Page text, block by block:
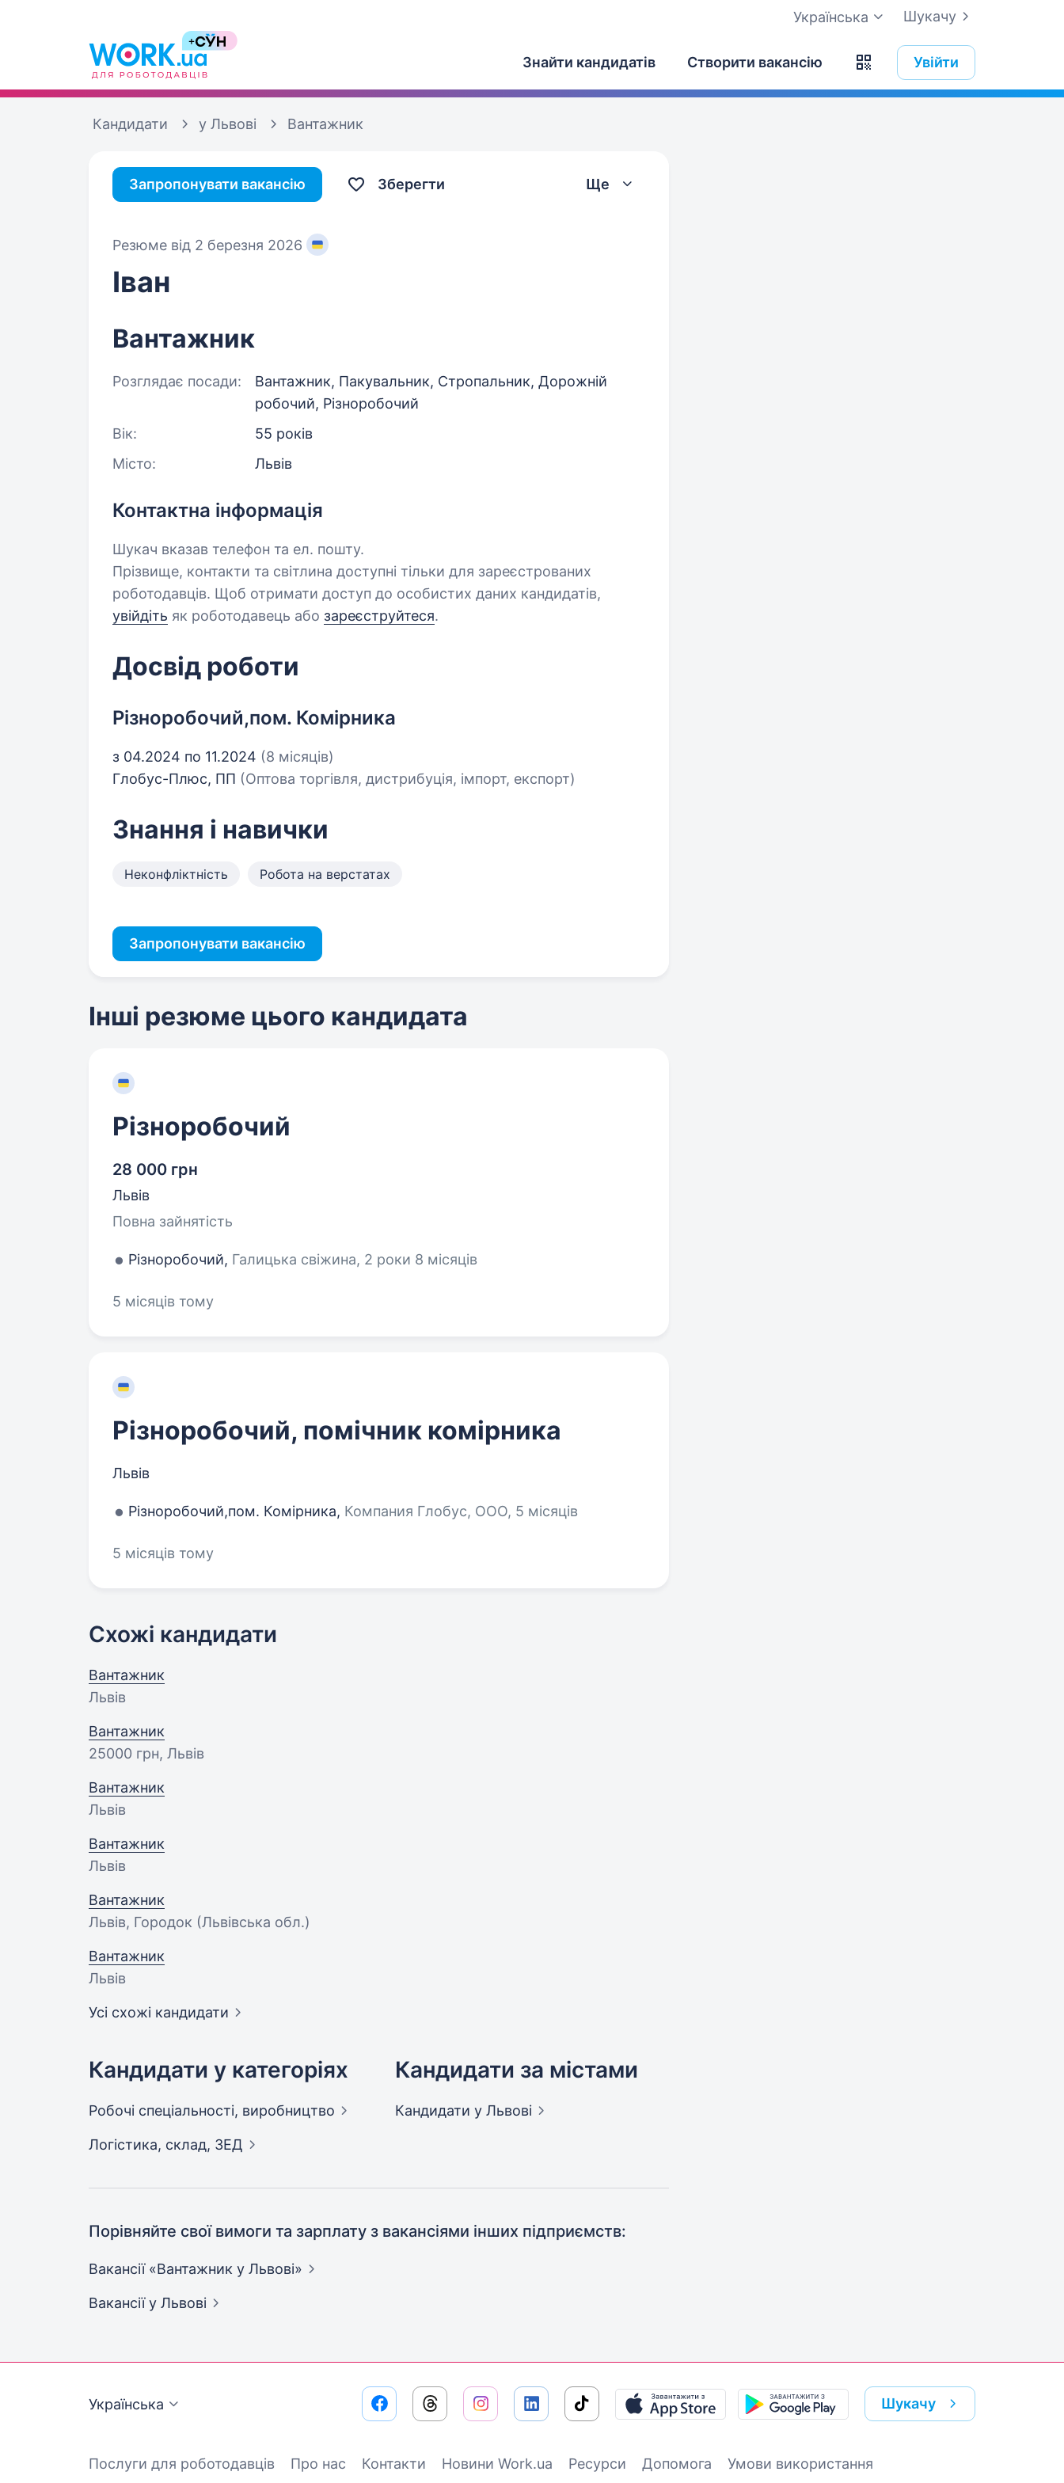
Шукачу
Українська
Знайти кандидатів Створити вакансію Увійти
Кандидати у Львові Вантажник
Запропонувати вакансію Зберегти Ще
Резюме від 2 березня 2026
Іван
Вантажник
Розглядає посади:
Вантажник, Пакувальник, Стропальник, Дорожній
робочий, Різноробочий
Вік:
55 років
Місто:
Львів
Контактна інформація
Шукач вказав телефон та ел. пошту.
Прізвище, контакти та світлина доступні тільки для зареєстрованих
роботодавців. Щоб отримати доступ до особистих даних кандидатів,
увійдіть як роботодавець або зареєструйтеся.
Досвід роботи
Різноробочий,пом. Комірника
з 04.2024 по 11.2024 (8 місяців)
Глобус-Плюс, ПП (Оптова торгівля, дистрибуція, імпорт, експорт)
Знання і навички
Неконфліктність Робота на верстатах
Запропонувати вакансію
Інші резюме цього кандидата
Різноробочий
28 000 грн
Львів
Повна зайнятість
Різноробочий, Галицька свіжина, 2 роки 8 місяців
5 місяців тому
Різноробочий, помічник комірника
Львів
Різноробочий,пом. Комірника, Компания Глобус, ООО, 5 місяців
5 місяців тому
Схожі кандидати
Вантажник
Львів
Вантажник
25000 грн, Львів
Вантажник
Львів
Вантажник
Львів
Вантажник
Львів, Городок (Львівська обл.)
Вантажник
Львів
Усі схожі кандидати
Кандидати у категоріях
Робочі спеціальності, виробництво
Логістика, склад, ЗЕД
Кандидати за містами
Кандидати у Львові
Порівняйте свої вимоги та зарплату з вакансіями інших підприємств:
Вакансії «Вантажник у Львові»
Вакансіїу Львові
Українська Шукачу
Послуги для роботодавців Про нас Контакти Новини Work.ua Ресурси Допомога
Умови використання